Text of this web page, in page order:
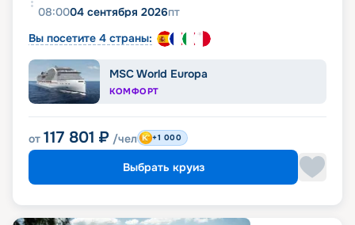
08:0004 сентября 2026пт
Вы посетите 4 страны:
MSC World Europa
КОМФОРТ
от 117 801 ₽ /чел +1 000
Выбрать круиз